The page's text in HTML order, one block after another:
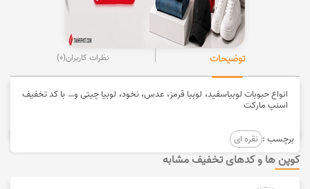
توضیحات نظرات کاربران(0)
انواع حبوبات لوبیاسفید، لوبیا قرمز، عدس، نخود، لوبیا چیتی و… با کد تخفیف
اسنپ مارکت
برچسب : نقره ای
کوپن ها و کدهای تخفیف مشابه